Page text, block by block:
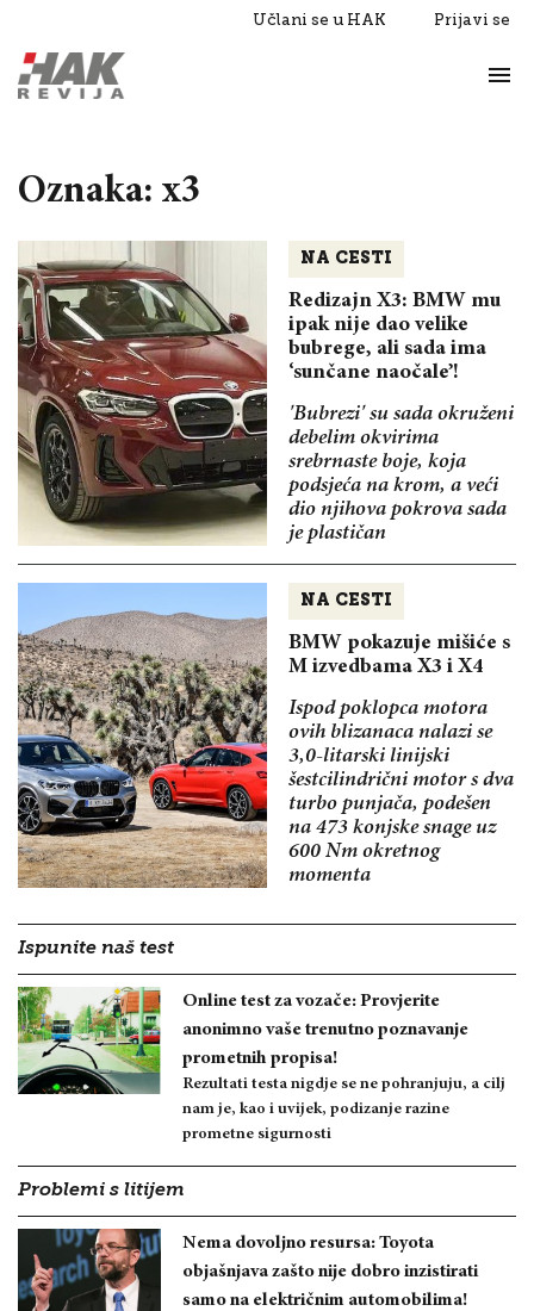
Učlani se u HAK Prijavi se
Razgovori
Oznaka: x3
NA CESTI
Redizajn X3: BMW mu
ipak nije dao velike
bubrege, ali sada ima
‘sunčane naočale’!
'Bubrezi' su sada okruženi
debelim okvirima
srebrnaste boje, koja
podsjeća na krom, a veći
dio njihova pokrova sada
je plastičan
NA CESTI
BMW pokazuje mišiće s
M izvedbama X3 i X4
Ispod poklopca motora
ovih blizanaca nalazi se
3,0-litarski linijski
šestcilindrični motor s dva
turbo punjača, podešen
na 473 konjske snage uz
600 Nm okretnog
momenta
Ispunite naš test
Online test za vozače: Provjerite
anonimno vaše trenutno poznavanje
prometnih propisa!
Rezultati testa nigdje se ne pohranjuju, a cilj
nam je, kao i uvijek, podizanje razine
prometne sigurnosti
Problemi s litijem
Nema dovoljno resursa: Toyota
objašnjava zašto nije dobro inzistirati
samo na električnim automobilima!